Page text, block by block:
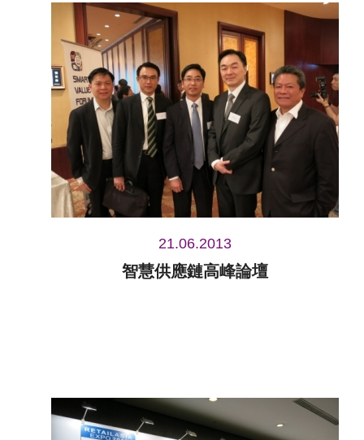
21.06.2013
智慧供應鏈高峰論壇